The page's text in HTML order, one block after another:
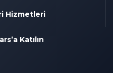
Hizmetleri
Katılın